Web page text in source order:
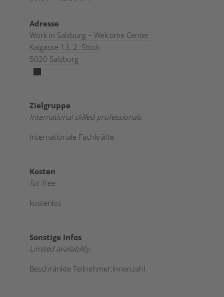
Adresse
Work in Salzburg – Welcome Center
Kaigasse 13, 2. Stock
5020 Salzburg
Zielgruppe
International skilled professionals
Internationale Fachkräfte
Kosten
for free
kostenlos
Sonstige Infos
Limited availability
Beschränkte Teilnehmer:innenzahl